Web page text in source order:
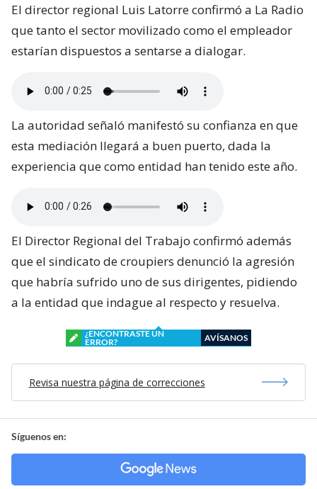
El director regional Luis Latorre confirmó a La Radio
que tanto el sector movilizado como el empleador
estarían dispuestos a sentarse a dialogar.
La autoridad señaló manifestó su confianza en que
esta mediación llegará a buen puerto, dada la
experiencia que como entidad han tenido este año.
El Director Regional del Trabajo confirmó además
que el sindicato de croupiers denunció la agresión
que habría sufrido uno de sus dirigentes, pidiendo
a la entidad que indague al respecto y resuelva.
¿ENCONTRASTE UN
ERROR?
AVÍSANOS
Revisa nuestra página de correcciones
Síguenos en: